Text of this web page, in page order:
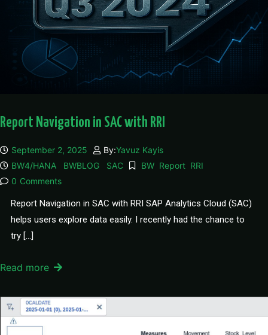
Report Navigation in SAC with RRI
September 2, 2025 By:Yavuz Kayis
BW4/HANA
BWBLOG SAC BW Report RRI
0 Comments
Report Navigation in SAC with RRI SAP Analytics Cloud (SAC)
helps users explore data easily. I recently had the chance to
try […]
Read more